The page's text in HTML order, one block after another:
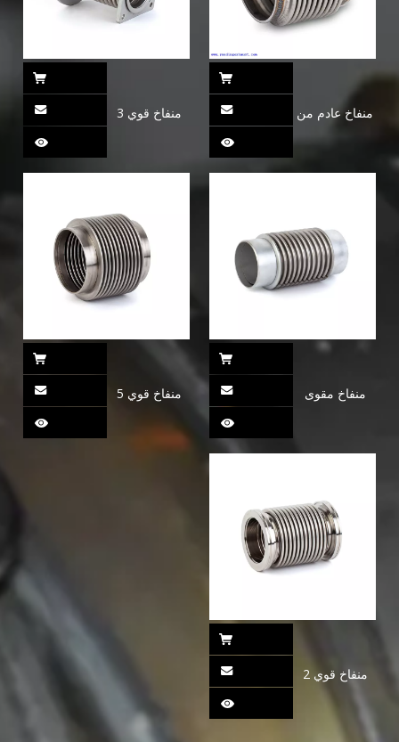
منفاخ عادم من
ناعمة) FLEX
منفاخ قوي 3
منفاخ مقوى
للصدأ
منفاخ قوي 5
منفاخ قوي 2